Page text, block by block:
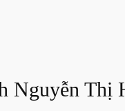
Nguyễn